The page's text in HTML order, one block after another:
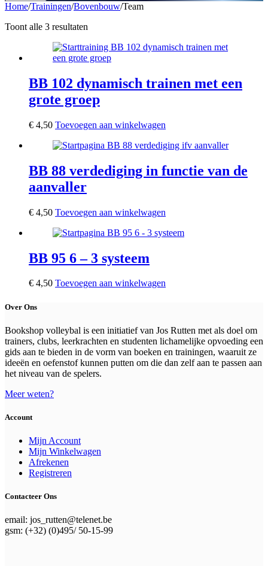
Home/Trainingen/Bovenbouw/Team
Toont alle 3 resultaten
BB 102 dynamisch trainen met een
grote groep
€ 4,50 Toevoegen aan winkelwagen
BB 88 verdediging in functie van de
aanvaller
€ 4,50 Toevoegen aan winkelwagen
BB 95 6 – 3 systeem
€ 4,50 Toevoegen aan winkelwagen
Over Ons
Bookshop volleybal is een initiatief van Jos Rutten met als doel om
trainers, clubs, leerkrachten en studenten lichamelijke opvoeding een
gids aan te bieden in de vorm van boeken en trainingen, waaruit ze
ideeën en oefenstof kunnen putten om die dan zelf aan te passen aan
het niveau van de spelers.
Meer weten?
Account
Mijn Account
Mijn Winkelwagen
Afrekenen
Registreren
Contacteer Ons
email: jos_rutten@telenet.be
gsm: (+32) (0)495/ 50-15-99